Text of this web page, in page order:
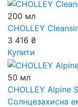
200 мл
CHOLLEY
3 416 ₴
Купити
50 мл
CHOLLEY Alpine
Солнцезахисна